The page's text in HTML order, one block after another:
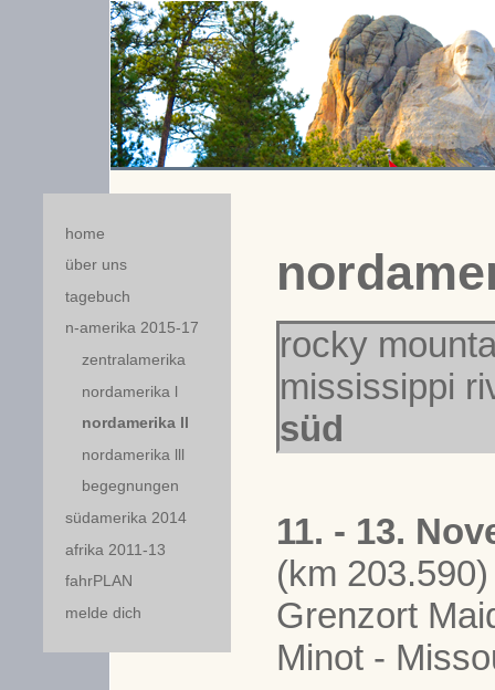
home
über uns
tagebuch
n-amerika 2015-17
zentralamerika
nordamerika l
nordamerika ll
nordamerika lll
begegnungen
südamerika 2014
afrika 2011-13
fahrPLAN
melde dich
rocky
mississippi
süd
11. - 13.
(km
Grenzort
Minot -